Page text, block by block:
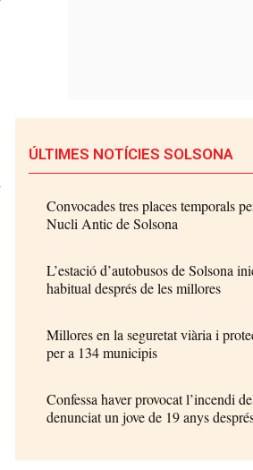
ÚLTIMES NOTÍCIES SOLSONA
Convocades tres places temporals
Nucli Antic de Solsona
L’estació d’autobusos de Solsona
habitual després de les millores
Millores en la seguretat viària i
per a 134 municipis
Confessa haver provocat l’incendi
denunciat un jove de 19 anys